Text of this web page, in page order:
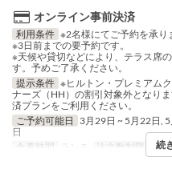
オンライン事前決済
利用条件 ※2名様にてご予約を承り
※3日前までの要予約です。
※天候や貸切などにより、テラス席
す。予めご了承ください。
提示条件 ※ヒルトン・プレミアム
ナーズ（HH）の割引対象外となり
済プランをご利用ください。
ご予約可能日
3月29日 ~ 5月22日,
日
食事時間
ランチ 注文数制限 2 ~ 2
続